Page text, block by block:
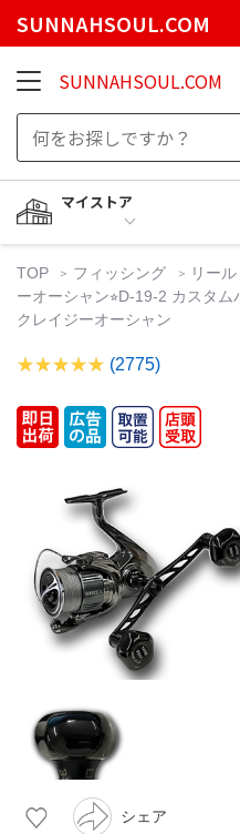
SUNNAHSOUL.COM
SUNNAHSOUL.COM
マイストア
TOP フィッシング リール
ーオーシャン⭐︎D-19-2 カスタ
クレイジーオーシャン
(2775)
シェア